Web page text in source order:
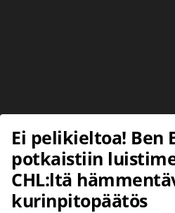
Ei pelikieltoa! Ben
potkaistiin
CHL:ltä
kurinpitopäätös